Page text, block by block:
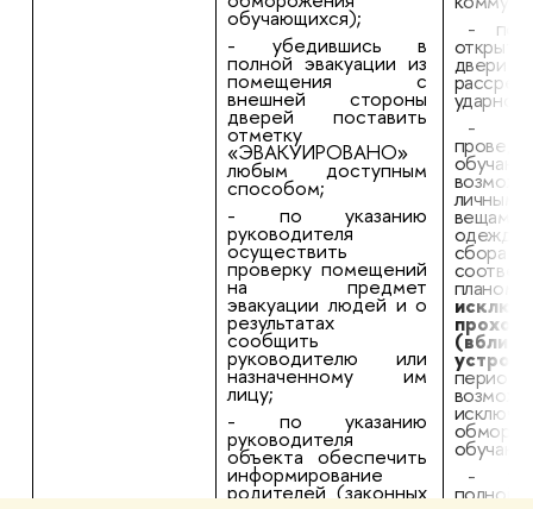
обучающихся);
- убедившись в
полной эвакуации из
помещения с
внешней стороны
дверей поставить
отметку
«ЭВАКУИРОВАНО»
любым доступным
способом;
- по указанию
руководителя
осуществить
проверку помещений
на предмет
эвакуации людей и о
результатах
сообщить
руководителю или
назначенному им
лицу;
- по указанию
руководителя
объекта обеспечить
информирование
родителей (законных
- по
ударной
-
период
-
полной